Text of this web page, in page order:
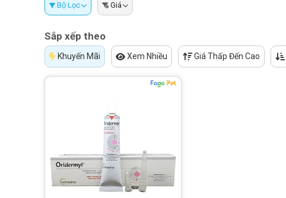
Bộ Lọc Giá
Sắp xếp theo
Khuyến Mãi Xem Nhiều Giá Thấp Đến Cao